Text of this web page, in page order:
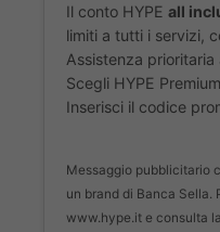
Il conto HYPE all
limiti a tutti i servizi,
Assistenza prioritaria
Scegli HYPE
Inserisci il codice
Messaggio pubblicitario
un brand di Banca Sella.
www.hype.it e consulta